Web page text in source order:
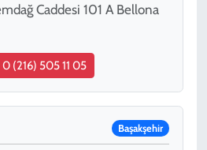
Caddesi 101 A Bellona
0 (216) 505 11 05
Başakşehir